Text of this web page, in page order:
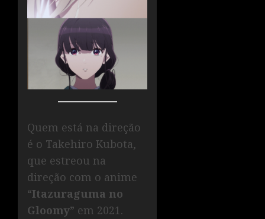
Quem está na direção
é o Takehiro Kubota,
que estreou na
direção com o anime
“Itazuraguma no
Gloomy” em 2021.